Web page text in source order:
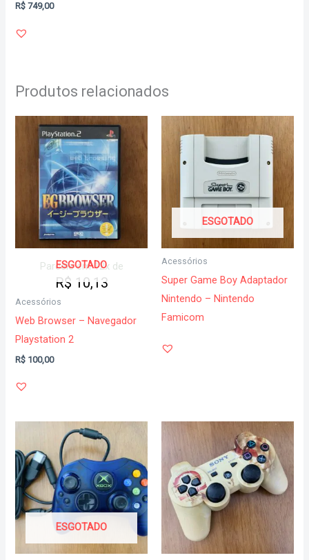
R$ 749,00
Produtos relacionados
ESGOTADO
Parcele em 12x de
R$ 10,13
Acessórios
Web Browser – Navegador
Playstation 2
R$ 100,00
ESGOTADO
Acessórios
Super Game Boy Adaptador
Nintendo – Nintendo
Famicom
ESGOTADO